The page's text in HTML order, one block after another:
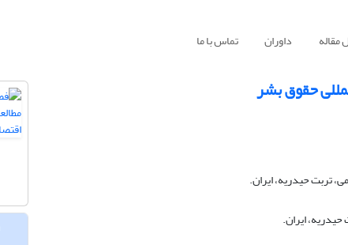
مقاله داوران تماس با ما
حقوق بشر
تربت حیدریه، ایران.
ایران.